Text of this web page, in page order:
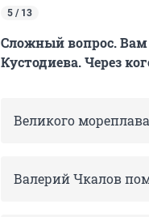
5 / 13
Сложный вопрос.
Кустодиева. Через
Великого
Валерий Чкалов